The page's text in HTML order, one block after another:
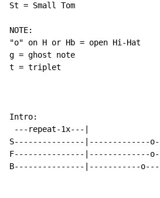
St = Small Tom
NOTE:
"o" on H or Hb = open Hi-Hat
g = ghost note
t = triplet
Intro:
---repeat-1x---|
S---------------|-------------o-|
F---------------|-------------o-|
B---------------|-----------o---|